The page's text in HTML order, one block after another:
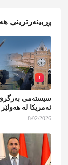
پڕبینەرترینی
1
سیستەمی
ئەمریکا لە هەولێر
8/02/2026